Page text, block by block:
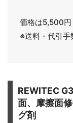
価格は5,500円
※送料・代引手
REWITEC
面、摩擦面
グ剤